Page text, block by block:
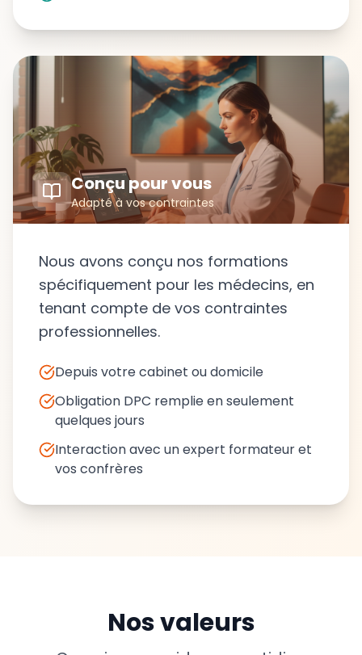
Conçu pour vous
Adapté à vos contraintes
Nous avons conçu nos formations
spécifiquement pour les médecins, en
tenant compte de vos contraintes
professionnelles.
Depuis votre cabinet ou domicile
Obligation DPC remplie en seulement
quelques jours
Interaction avec un expert formateur et
vos confrères
Nos valeurs
DPC 2026
Vérifiez vos droits DPC 2026
Découvrez rapidement si votre formation peut
être prise en charge.
orienter vers la formation adaptée.
ℹ️ Clap Learning est un organisme de formation
indépendant, non affilié au site officiel de l'ANDPC. L'éligibilité